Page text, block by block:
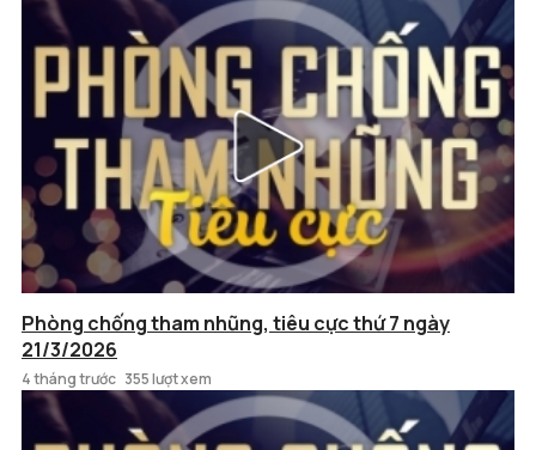
Phòng chống tham nhũng, tiêu cực thứ 7 ngày
21/3/2026
4 tháng trước 355 lượt xem